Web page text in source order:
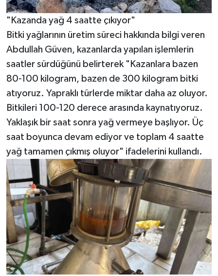
"Kazanda yağ 4 saatte çıkıyor"
Bitki yağlarının üretim süreci hakkında bilgi veren
Abdullah Güven, kazanlarda yapılan işlemlerin
saatler sürdüğünü belirterek "Kazanlara bazen
80-100 kilogram, bazen de 300 kilogram bitki
atıyoruz. Yapraklı türlerde miktar daha az oluyor.
Bitkileri 100-120 derece arasında kaynatıyoruz.
Yaklaşık bir saat sonra yağ vermeye başlıyor. Üç
saat boyunca devam ediyor ve toplam 4 saatte
yağ tamamen çıkmış oluyor" ifadelerini kullandı.